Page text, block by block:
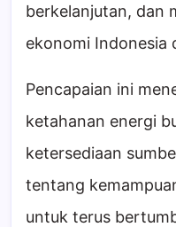
berkelanjutan, dan
ekonomi Indonesia
Pencapaian ini
ketahanan energi
ketersediaan
tentang
untuk terus